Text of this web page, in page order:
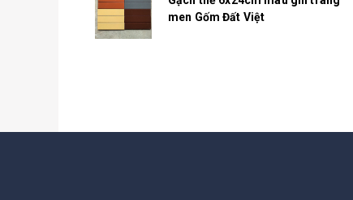
men Gốm Đất Việt